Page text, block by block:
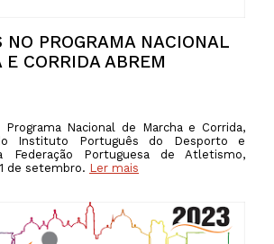
NO PROGRAMA NACIONAL
E CORRIDA ABREM
Nacional de Marcha e Corrida,
Instituto Português do Desporto e
Federação Portuguesa de Atletismo,
de setembro. Ler mais